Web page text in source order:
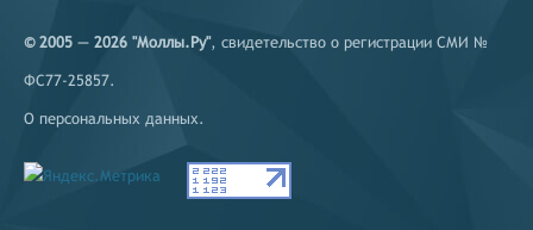
© 2005 — 2026 "Моллы.Ру", свидетельство о регистрации СМИ №
ФС77-25857.
О персональных данных.